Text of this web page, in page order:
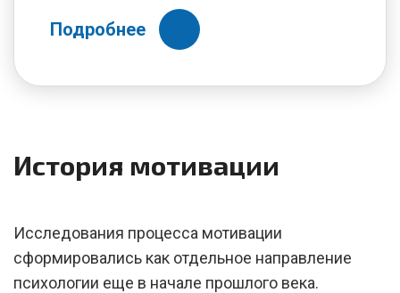
Подробнее
История мотивации
Исследования процесса мотивации
сформировались как отдельное направление
психологии еще в начале прошлого века.